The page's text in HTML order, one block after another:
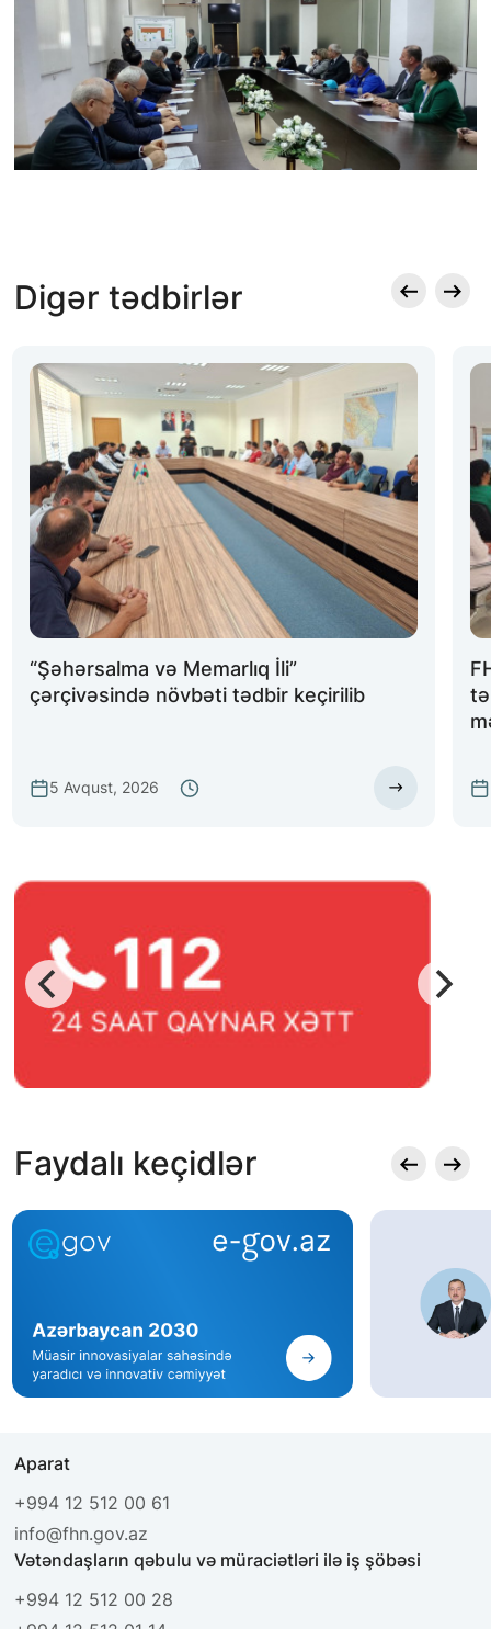
Digər tədbirlər
“Şəhərsalma və Memarlıq İli”
çərçivəsində növbəti tədbir keçirilib
5 Avqust, 2026
Faydalı keçidlər
Aparat
+994 12 512 00 61
info@fhn.gov.az
Vətəndaşların qəbulu və müraciətləri ilə iş şöbəsi
+994 12 512 00 28